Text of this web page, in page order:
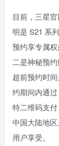
目前，三星
明是 S21 系
预约享专属
二是神秘预
超前预约时
约期间内通
特二维码支
中国大陆地
用户享受。